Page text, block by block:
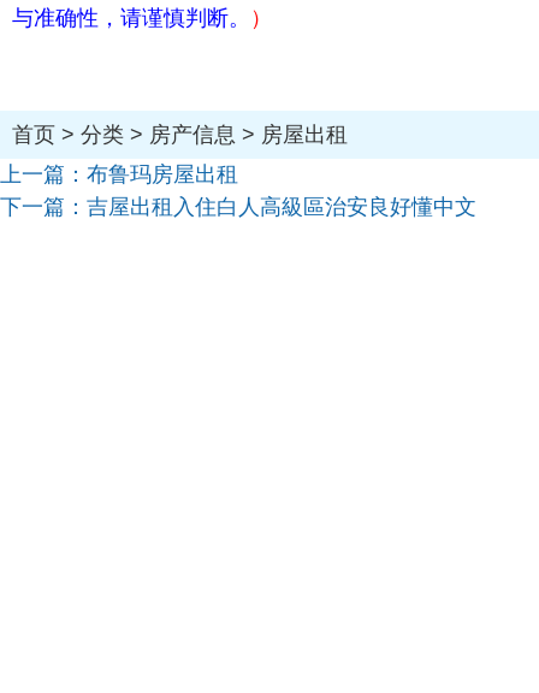
与准确性，请谨慎判断。
）
首页 > 分类 > 房产信息 > 房屋出租
上一篇： 布鲁玛房屋出租
下一篇： 吉屋出租入住白人高級區治安良好懂中文